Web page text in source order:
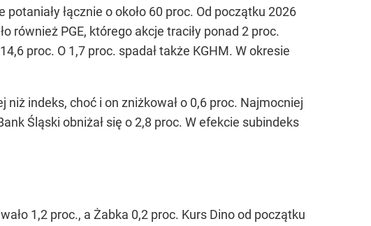
łącznie o około 60 proc. Od początku 2026
również PGE, którego akcje traciły ponad 2 proc.
proc. O 1,7 proc. spadał także KGHM. W okresie
niż indeks, choć i on zniżkował o 0,6 proc. Najmocniej
Śląski obniżał się o 2,8 proc. W efekcie subindeks
1,2 proc., a Żabka 0,2 proc. Kurs Dino od początku